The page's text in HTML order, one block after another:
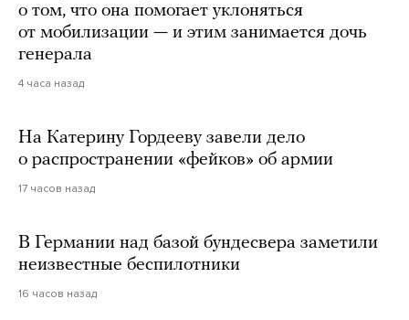
о том, что она помогает уклоняться
от мобилизации — и этим занимается дочь
генерала
4 часа назад
На Катерину Гордееву завели дело
о распространении «фейков» об армии
17 часов назад
В Германии над базой бундесвера заметили
неизвестные беспилотники
16 часов назад